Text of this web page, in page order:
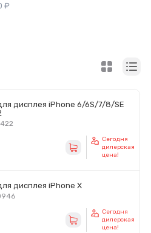
₽
дисплея iPhone 6/6S/7/8/SE
Сегодня
дилерская
цена!
дисплея iPhone X
Сегодня
дилерская
цена!